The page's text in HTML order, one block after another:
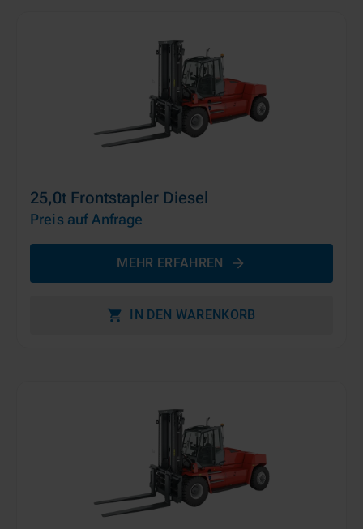
25,0t Frontstapler Diesel
Preis auf Anfrage
MEHR ERFAHREN
IN DEN WARENKORB